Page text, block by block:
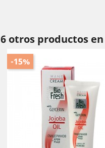
6 otros productos
-15%